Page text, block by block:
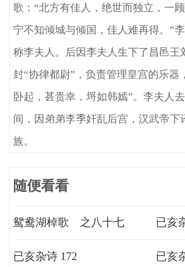
歌：“北方有佳人，绝世而独立，一
宁不知倾城与倾国，佳人难再得。”
称李夫人。后因李夫人生下了昌邑王
封“协律都尉”，负责管理皇宫的乐器
卧起，甚贵幸，埒如韩嫣”。李夫人
间，因弟弟李季奸乱后宫，汉武帝下
族。
随便看看
鸳鸯湖棹歌 之八十七 已亥
已亥杂诗 172 已亥